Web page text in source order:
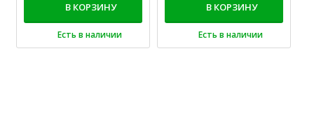
В КОРЗИНУ
Есть в наличии
В КОРЗИНУ
Есть в наличии